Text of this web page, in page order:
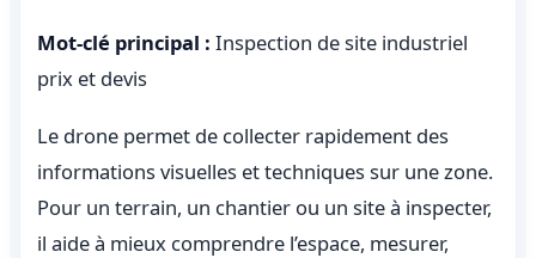
Mot-clé principal : Inspection de site industriel
prix et devis
Le drone permet de collecter rapidement des
informations visuelles et techniques sur une zone.
Pour un terrain, un chantier ou un site à inspecter,
il aide à mieux comprendre l’espace, mesurer,